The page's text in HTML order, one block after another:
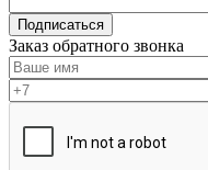
Подписаться
Заказ обратного звонка